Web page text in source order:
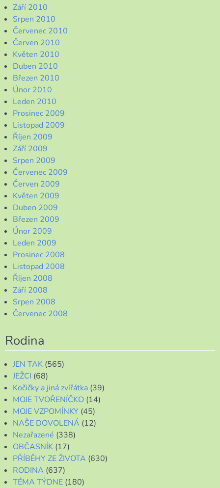
Září 2010
Srpen 2010
Červenec 2010
Červen 2010
Květen 2010
Duben 2010
Březen 2010
Únor 2010
Leden 2010
Prosinec 2009
Listopad 2009
Říjen 2009
Září 2009
Srpen 2009
Červenec 2009
Červen 2009
Květen 2009
Duben 2009
Březen 2009
Únor 2009
Leden 2009
Prosinec 2008
Listopad 2008
Říjen 2008
Září 2008
Srpen 2008
Červenec 2008
Rodina
JEN TAK (565)
JEŽCI (68)
Kočičky a jiná zvířátka (39)
MOJE TVOŘENÍČKO (14)
MOJE VZPOMÍNKY (45)
NAŠE DOVOLENÁ (12)
Nezařazené (338)
OBČASNÍK (17)
PŘÍBĚHY ZE ŽIVOTA (630)
RODINA (637)
TÉMA TÝDNE (180)